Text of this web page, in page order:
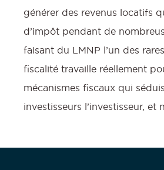
générer des revenus locatifs
d’impôt pendant de
faisant du LMNP l’un des
fiscalité travaille réellement
mécanismes fiscaux qui
investisseurs l’investisseur, et